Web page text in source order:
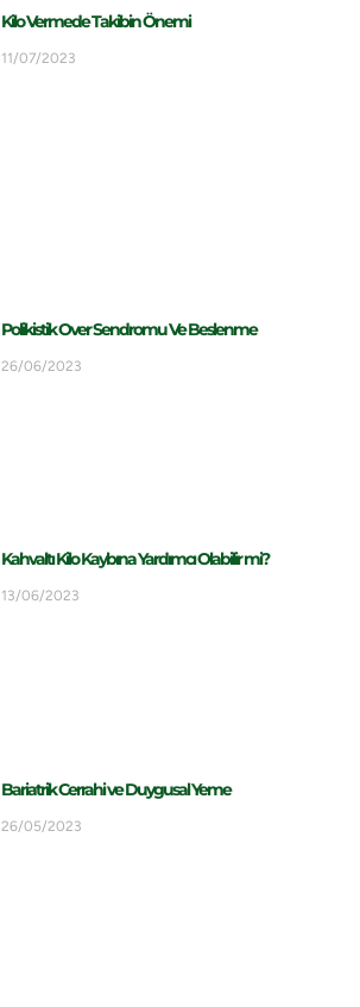
Kilo Vermede Takibin Önemi
11/07/2023
Polikistik Over Sendromu Ve Beslenme
26/06/2023
Kahvaltı Kilo Kaybına Yardımcı Olabilir mi?
13/06/2023
Bariatrik Cerrahi ve Duygusal Yeme
26/05/2023